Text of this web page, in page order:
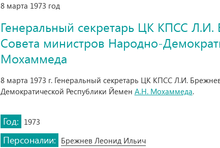
8 марта 1973 год
Генеральный секретарь ЦК КПСС Л.И.
Совета министров Народно-
Мохаммеда
8 марта 1973 г. Генеральный секретарь ЦК КПСС Л.И.
Демократической Республики Йемен А.Н. Мохаммеда.
Год: 1973
Персоналии: Брежнев Леонид Ильич